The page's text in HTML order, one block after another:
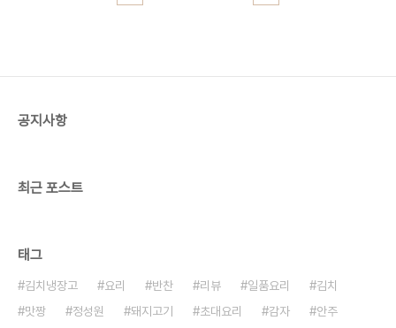
공지사항
최근 포스트
태그
김치냉장고 요리 반찬 리뷰 일품요리
김치
맛짱
정성원 돼지고기 초대요리 감자
안주